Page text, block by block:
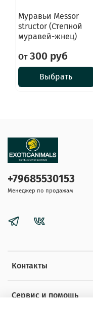
Муравьи Messor
structor (Степной
муравей-жнец)
От300 руб
Выбрать
Контакты
Сервис и помощь
+79685530153
Менеджер по продажам